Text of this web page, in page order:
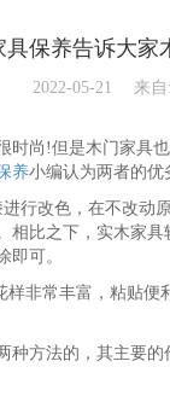
具保养告诉大家
2022-05-21 来自:
!但是木门家具
养小编认为两者的优
改色，在不改动
比之下，实木家
即可。
常丰富，粘贴便
种方法的，其主要